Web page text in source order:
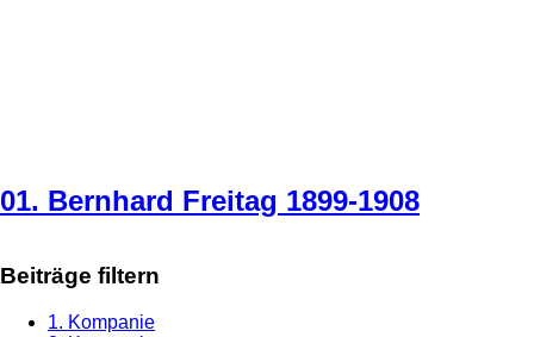
01. Bernhard Freitag 1899-1908
Beiträge filtern
1. Kompanie